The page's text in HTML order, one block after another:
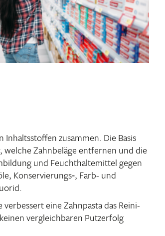
zusammen. Die Basis
welche Zahn­be­läge entfernen und die
und Feucht­hal­te­mittel gegen
Konservierungs‑, Farb- und
eine Zahn­pasta das Reini­
vergleich­baren Putz­er­folg